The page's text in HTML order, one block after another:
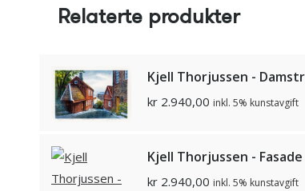
Relaterte produkter
Kjell Thorjussen -
kr 2.940,00 inkl. 5% kunstavgift
Kjell Thorjussen - Fasade
kr 2.940,00 inkl. 5% kunstavgift